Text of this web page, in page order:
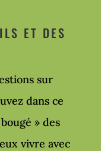
ET DES
sur
dans ce
» des
vivre avec